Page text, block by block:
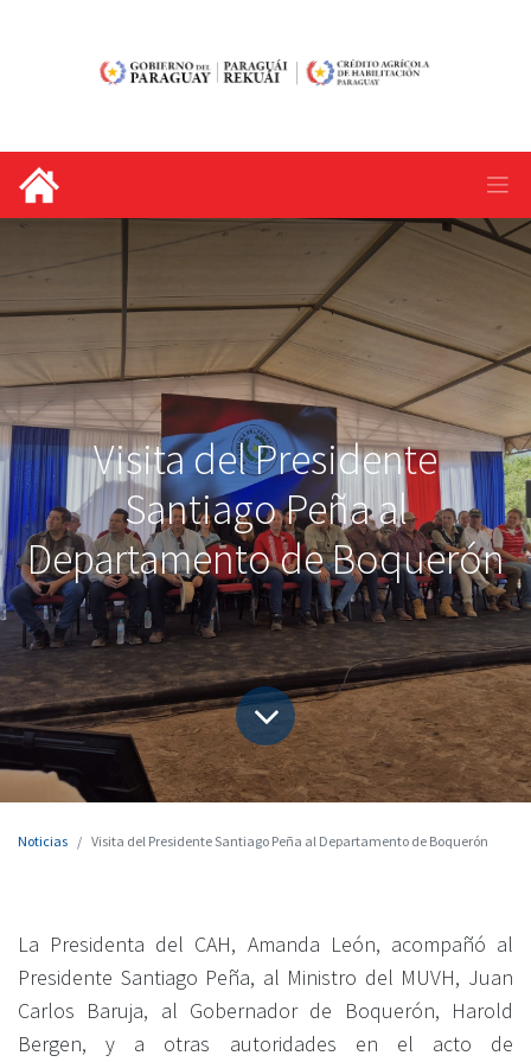
Visita del Presidente
Santiago Peña al
Departamento de Boquerón
Noticias Visita del Presidente Santiago Peña al Departamento de Boquerón
La Presidenta del CAH, Amanda León, acompañó al
Presidente Santiago Peña, al Ministro del MUVH, Juan
Carlos Baruja, al Gobernador de Boquerón, Harold
Bergen, y a otras autoridades en el acto de